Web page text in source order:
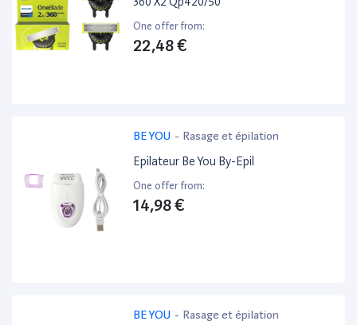
One offer from:
22,48 €
BE YOU - Rasage et épilation
Epilateur Be You By-Epil
One offer from:
14,98 €
BE YOU - Rasage et épilation